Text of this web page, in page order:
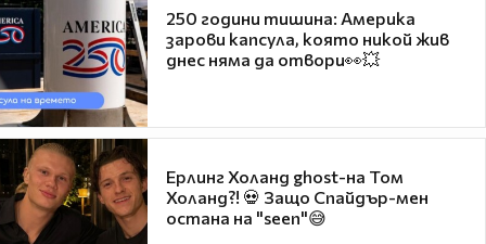
250 години тишина: Америка
зарови капсула, която никой жив
днес няма да отвори👀💥
Ерлинг Холанд ghost-на Том
Холанд?! 💀 Защо Спайдър-мен
остана на "seen"😅